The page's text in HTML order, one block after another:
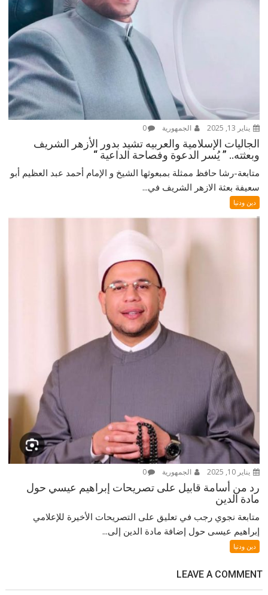
يناير 13, 2025 الجمهورية 0
الجاليات الإسلامية والعربيه تشيد بدور الأزهر الشريف
وبعثته.. ” يُسر الدعوة وفصاحة الداعية “
متابعة-رشا حافظ ممثلة بمبعوثها الشيخ و الإمام أحمد عبد العظيم أبو
سعيفة بعثة الازهر الشريف في...
دين ودنيا
يناير 10, 2025 الجمهورية 0
رد من أسامة قابيل على تصريحات إبراهيم عيسي حول
مادة الدين
متابعة نجوي رجب في تعليق على التصريحات الأخيرة للإعلامي
إبراهيم عيسى حول إضافة مادة الدين إلى...
دين ودنيا
LEAVE A COMMENT